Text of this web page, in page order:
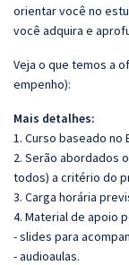
orientar você no
você adquira e
Veja o que temos a
empenho):
Mais detalhes:
1. Curso baseado no
2. Serão abordados
todos) a critério do
3. Carga horária
4. Material de apoio
- slides para
- audioaulas.